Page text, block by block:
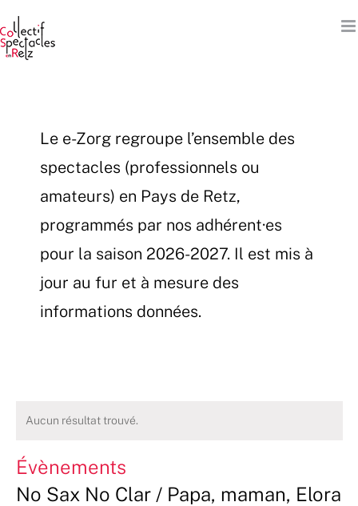
au
contenu
Le e-Zorg regroupe l’ensemble des
spectacles (professionnels ou
amateurs) en Pays de Retz,
programmés par nos adhérent·es
pour la saison 2026-2027. Il est mis à
jour au fur et à mesure des
informations données.
Aucun résultat trouvé.
Évènements
No Sax No Clar / Papa, maman, Elora